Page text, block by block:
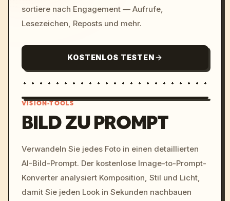
sortiere nach Engagement — Aufrufe,
Lesezeichen, Reposts und mehr.
KOSTENLOS TESTEN
c, cyberpunk sunset, neon
colors, 8k --v 6.0
VISION-TOOLS
BILD ZU PROMPT
Verwandeln Sie jedes Foto in einen detaillierten
AI-Bild-Prompt. Der kostenlose Image-to-Prompt-
Konverter analysiert Komposition, Stil und Licht,
damit Sie jeden Look in Sekunden nachbauen